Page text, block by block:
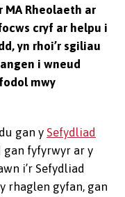
MA Rheolaeth ar
cryf ar helpu i
yn rhoi’r sgiliau
i wneud
mwy
gan y Sefydliad
gan fyfyrwyr ar y
i’r Sefydliad
rhaglen gyfan, gan